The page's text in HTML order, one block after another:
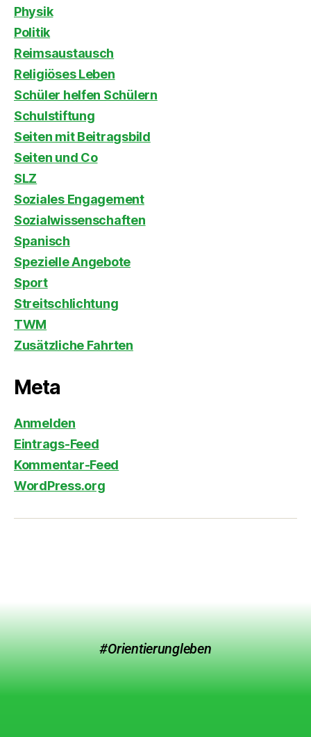
Physik
Politik
Reimsaustausch
Religiöses Leben
Schüler helfen Schülern
Schulstiftung
Seiten mit Beitragsbild
Seiten und Co
SLZ
Soziales Engagement
Sozialwissenschaften
Spanisch
Spezielle Angebote
Sport
Streitschlichtung
TWM
Zusätzliche Fahrten
Meta
Anmelden
Eintrags-Feed
Kommentar-Feed
WordPress.org
#Orientierungleben